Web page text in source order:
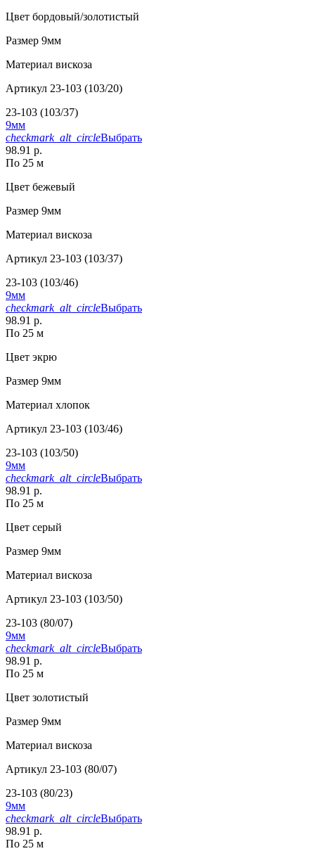
Цвет бордовый/золотистый
Размер 9мм
Материал вискоза
Артикул 23-103 (103/20)
23-103 (103/37)
9мм
checkmark_alt_circleВыбрать
98.91 р.
По 25 м
Цвет бежевый
Размер 9мм
Материал вискоза
Артикул 23-103 (103/37)
23-103 (103/46)
9мм
checkmark_alt_circleВыбрать
98.91 р.
По 25 м
Цвет экрю
Размер 9мм
Материал хлопок
Артикул 23-103 (103/46)
23-103 (103/50)
9мм
checkmark_alt_circleВыбрать
98.91 р.
По 25 м
Цвет серый
Размер 9мм
Материал вискоза
Артикул 23-103 (103/50)
23-103 (80/07)
9мм
checkmark_alt_circleВыбрать
98.91 р.
По 25 м
Цвет золотистый
Размер 9мм
Материал вискоза
Артикул 23-103 (80/07)
23-103 (80/23)
9мм
checkmark_alt_circleВыбрать
98.91 р.
По 25 м